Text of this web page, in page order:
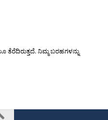
ನಿಮ್ಮ ಬರಹಗಳನ್ನು